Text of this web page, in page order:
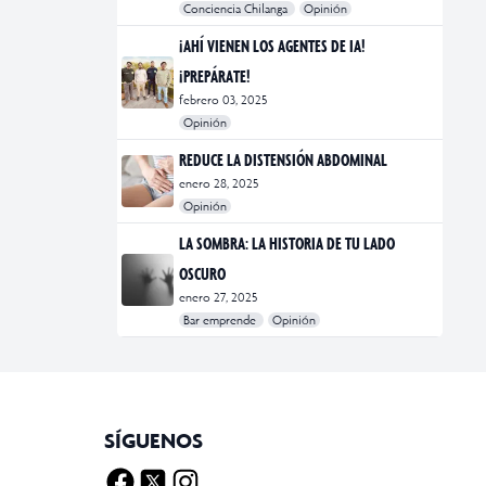
Conciencia Chilanga Opinión
#bienestar
#Opinión
#Principal
¡AHÍ VIENEN LOS AGENTES DE IA!
¡PREPÁRATE!
febrero 03, 2025
Opinión
#Bar Emprende
#Opinión
#Principal
REDUCE LA DISTENSIÓN ABDOMINAL
enero 28, 2025
Opinión
#bienestar
#Opinión
#Principal
#Salud
LA SOMBRA: LA HISTORIA DE TU LADO
OSCURO
enero 27, 2025
Bar emprende
Opinión
#Bar Emprende
#CDMX
#marketing
SÍGUENOS